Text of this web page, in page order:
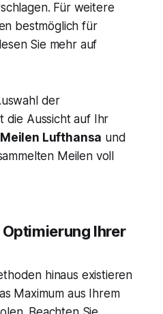
Für weitere
bestmöglich für
Sie mehr auf
der
die Aussicht auf Ihr
Lufthansa und
Meilen voll
Ihrer
hinaus existieren
Maximum aus Ihrem